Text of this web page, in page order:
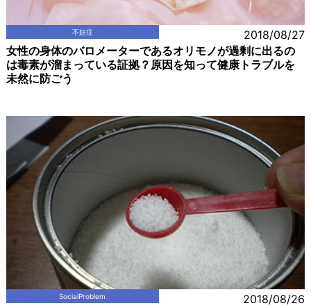
不妊症 2018/08/27
女性の身体のバロメーターであるオリモノが過剰に出るの
は毒素が溜まっている証拠？原因を知って健康トラブルを
未然に防ごう
SocialProblem 2018/08/26